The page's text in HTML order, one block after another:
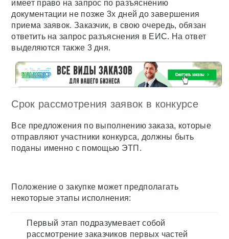
имеет право на запрос по разъяснению
документации не позже 3х дней до завершения
приема заявок. Заказчик, в свою очередь, обязан
ответить на запрос разъяснения в ЕИС. На ответ
выделяются также 3 дня.
Срок рассмотрения заявок в конкурсе
Все предложения по выполнению заказа, которые
отправляют участники конкурса, должны быть
поданы именно с помощью ЭТП.
Положение о закупке может предполагать
некоторые этапы исполнения:
Первый этап подразумевает собой
рассмотрение заказчиков первых частей